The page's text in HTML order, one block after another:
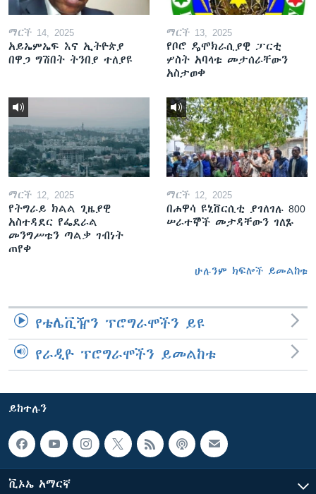
ማርች 14, 2025
አይኤምኤፍ እና ኢትዮጵያ
በዋጋ ግሽበት ትንበያ ተለያዩ
ማርች 13, 2025
የቦሮ ዴሞክራሲያዊ ፓርቲ
ሦስት አባላቱ መታሰራቸውን
አስታወቀ
ማርች 12, 2025
የትግራይ ክልል ጊዜያዊ
አስተዳደር የፌደራል
መንግሥቱን ጣልቃ ገብነት
ጠየቀ
ማርች 12, 2025
በሐዋሳ ዩኒቨርሲቲ ያገለገሉ 800
ሠራተኞች መታዳቸውን ገለጹ
ሁሉንም ክፍሎች ይመልከቱ
የቴሌቪዥን ፕሮግራሞችን ይዩ
የራዲዮ ፕሮግራሞችን ይመልከቱ
ይከተሉን
ቪኦኤ አማርኛ